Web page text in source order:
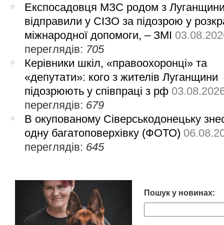
Експосадовця МЗС родом з
відправили у СІЗО за підозрою у
міжнародної допомоги, – ЗМІ
переглядів: 705
Керівники шкіл, «правоохоронці» та
«депутати»: кого з жителів Луганщини
підозрюють у співпраці з рф
переглядів: 679
В окупованому Сіверськодонецьку
одну багатоповерхівку (ФОТО)
переглядів: 645
Пошук у новинах: